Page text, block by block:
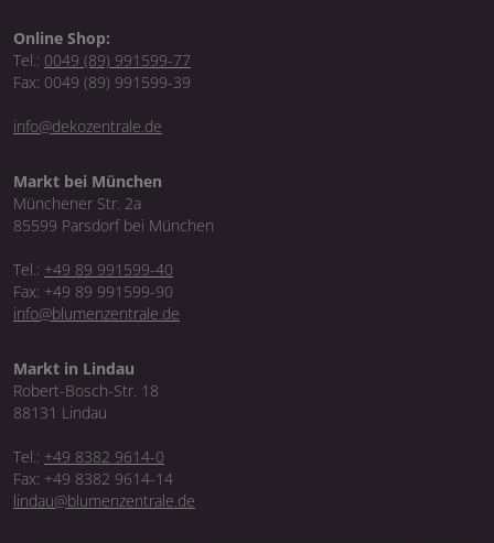
Online Shop:
Tel.: 0049 (89) 991599-77
Fax: 0049 (89) 991599-39
info@dekozentrale.de
Markt bei München
Münchener Str. 2a
85599 Parsdorf bei München
Tel.: +49 89 991599-40
Fax: +49 89 991599-90
info@blumenzentrale.de
Markt in Lindau
Robert-Bosch-Str. 18
88131 Lindau
Tel.: +49 8382 9614-0
Fax: +49 8382 9614-14
lindau@blumenzentrale.de